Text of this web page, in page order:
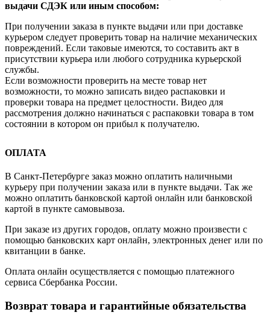
выдачи СДЭК или иным способом:
При получении заказа в пункте выдачи или при доставке
курьером следует проверить товар на наличие механических
повреждений. Если таковые имеются, то составить акт в
присутствии курьера или любого сотрудника курьерской
службы.
Если возможности проверить на месте товар нет
возможности, то можно записать видео распаковки и
проверки товара на предмет целостности. Видео для
рассмотрения должно начинаться с распаковки товара в том
состоянии в котором он прибыл к получателю.
ОПЛАТА
В Санкт-Петербурге заказ можно оплатить наличными
курьеру при получении заказа или в пункте выдачи. Так же
можно оплатить банковской картой онлайн или банковской
картой в пункте самовывоза.
При заказе из других городов, оплату можно произвести с
помощью банковских карт онлайн, электронных денег или по
квитанции в банке.
Оплата онлайн осуществляется с помощью платежного
сервиса Сбербанка России.
Возврат товара и гарантийные обязательства